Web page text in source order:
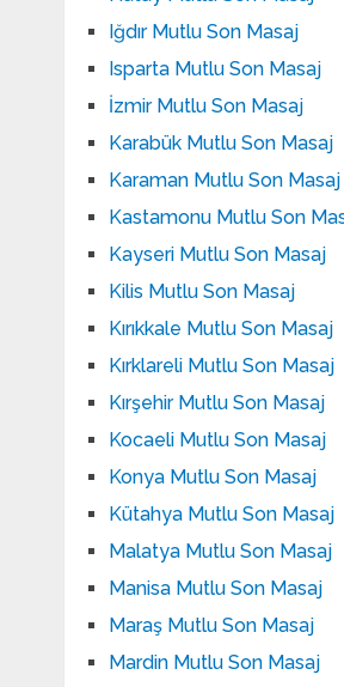
Iğdır Mutlu Son Masaj
Isparta Mutlu Son Masaj
İzmir Mutlu Son Masaj
Karabük Mutlu Son Masaj
Karaman Mutlu Son Masaj
Kastamonu Mutlu Son
Kayseri Mutlu Son Masaj
Kilis Mutlu Son Masaj
Kırıkkale Mutlu Son Masaj
Kırklareli Mutlu Son Masaj
Kırşehir Mutlu Son Masaj
Kocaeli Mutlu Son Masaj
Konya Mutlu Son Masaj
Kütahya Mutlu Son Masaj
Malatya Mutlu Son Masaj
Manisa Mutlu Son Masaj
Maraş Mutlu Son Masaj
Mardin Mutlu Son Masaj